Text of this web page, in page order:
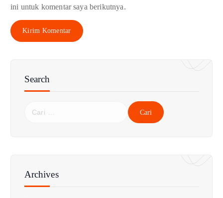
ini untuk komentar saya berikutnya.
Search
n
Archives